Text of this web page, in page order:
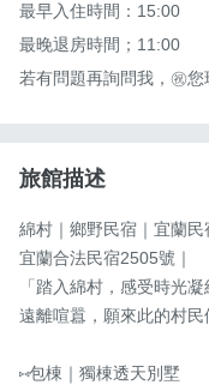
最早入住時間：15:00
最晚退房時間；11:00
若有問題再詢問我，㊗️
旅館描述
綿村｜鄉野民宿｜宜蘭民
宜蘭合法民宿2505號｜
「踏入綿村，感受時光
遠離喧囂，願來此的村民
⑅包棟｜獨棟透天別墅